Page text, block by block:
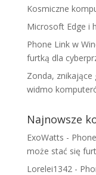
Kosmiczne
Microsoft Edge i
Phone Link w
furtką dla
Zonda, znikające
widmo
Najnowsze
ExoWatts -
może stać się
Lorelei1342-